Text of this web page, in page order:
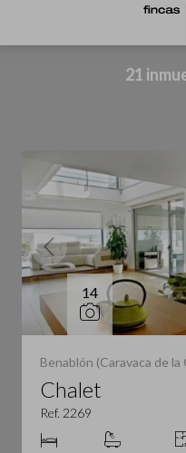
21
14
Benablón (Caravaca de la
Chalet
Ref. 2269